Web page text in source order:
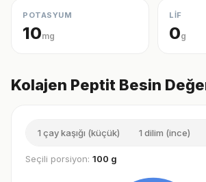
POTASYUM
10mg
LİF
0g
Kolajen Peptit Besin
1 çay kaşığı (küçük) 1 dilim (ince)
Seçili porsiyon: 100 g